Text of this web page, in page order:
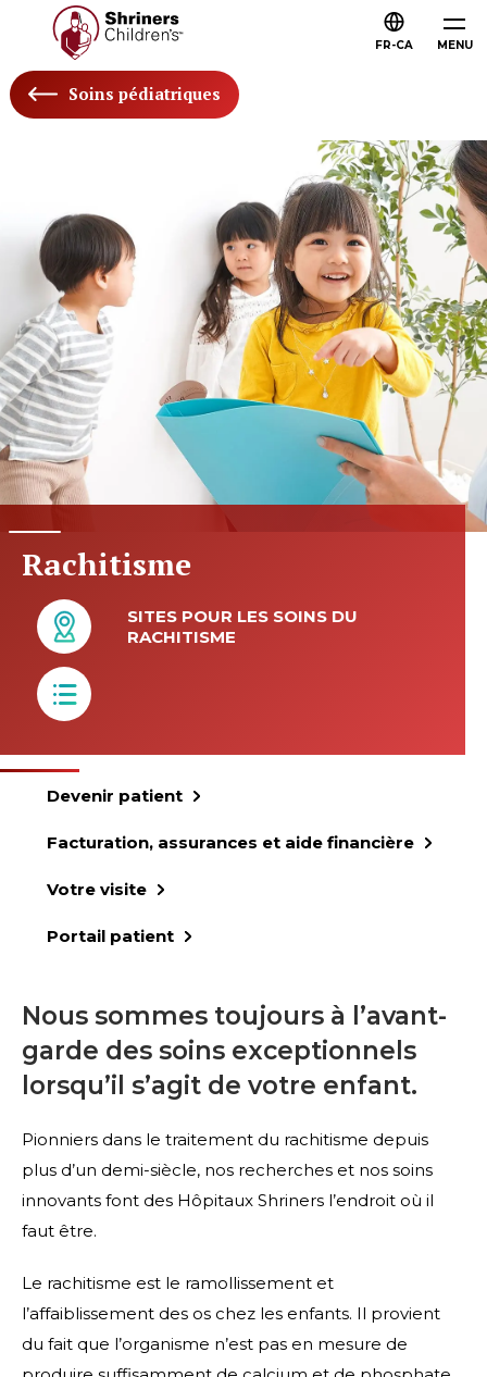
MENU
FR-CA
Soins pédiatriques
Rachitisme
SITES POUR LES SOINS DU
RACHITISME
Devenir patient
Facturation, assurances et aide financière
Votre visite
Portail patient
Nous sommes toujours à l’avant-
garde des soins exceptionnels
lorsqu’il s’agit de votre enfant.
Pionniers dans le traitement du rachitisme depuis
plus d’un demi-siècle, nos recherches et nos soins
innovants font des Hôpitaux Shriners l’endroit où il
faut être.
Le rachitisme est le ramollissement et
l’affaiblissement des os chez les enfants. Il provient
du fait que l’organisme n’est pas en mesure de